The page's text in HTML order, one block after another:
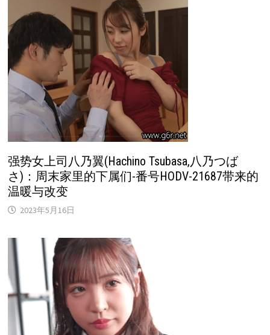
强势女上司八乃翼(Hachino Tsubasa,八乃つば
さ)：周末家里的下属们-番号HODV-21687带来的
温暖与改变
2023年5月16日